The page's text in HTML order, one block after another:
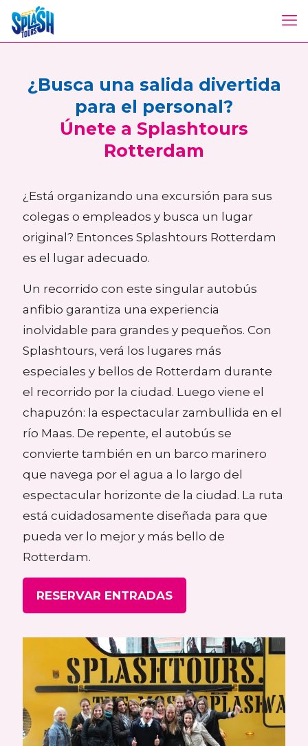
¿Busca una salida divertida
para el personal?
Únete a Splashtours
Rotterdam
¿Está organizando una excursión para sus
colegas o empleados y busca un lugar
original? Entonces Splashtours Rotterdam
es el lugar adecuado.
Un recorrido con este singular autobús
anfibio garantiza una experiencia
inolvidable para grandes y pequeños. Con
Splashtours, verá los lugares más
especiales y bellos de Rotterdam durante
el recorrido por la ciudad. Luego viene el
chapuzón: la espectacular zambullida en el
río Maas. De repente, el autobús se
convierte también en un barco marinero
que navega por el agua a lo largo del
espectacular horizonte de la ciudad. La ruta
está cuidadosamente diseñada para que
pueda ver lo mejor y más bello de
Rotterdam.
RESERVAR ENTRADAS